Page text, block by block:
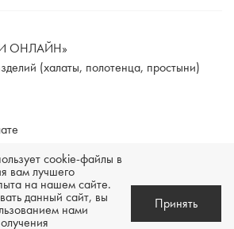
ОНЛАЙН»
(халаты, полотенца, простыни)
-
cookie-файлы в
вам лучшего
на нашем сайте.
данный сайт, вы
нами
Принять